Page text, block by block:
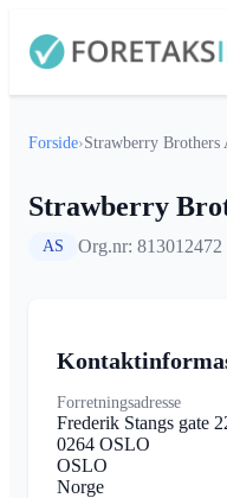
Forside›Strawberry Brothers
Strawberry
AS Org.nr: 813012472
Forretningsadresse
Frederik Stangs gate
0264 OSLO
OSLO
Norge